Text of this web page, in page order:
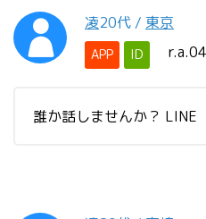
凌20代 / 東京
APP ID
誰か話しませんか？ LINE